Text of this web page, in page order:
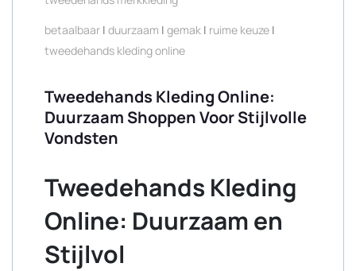
betaalbaar | duurzaam | gemak | ruime keuze |
tweedehands kleding online
Tweedehands Kleding Online:
Duurzaam Shoppen Voor Stijlvolle
Vondsten
Tweedehands Kleding
Online: Duurzaam en
Stijlvol